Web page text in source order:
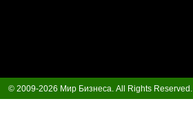
© 2009-2026 Мир Бизнеса. All Rights Reserved.